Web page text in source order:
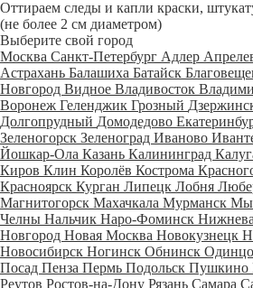
Оттираем следы и капли краски,
(не более 2 см диаметром)
Выберите свой город
Москва Санкт-Петербург Адлер
Астрахань Балашиха Батайск
Новгород Видное Владивосток
Воронеж Геленджик Грозный
Долгопрудный Домодедово
Зеленогорск Зеленоград Иваново
Йошкар-Ола Казань Калининград
Киров Клин Королёв Кострома
Красноярск Курган Липецк Лобня
Магнитогорск Махачкала Мурманск
Челны Нальчик Наро-Фоминск
Новгород Новая Москва Новокузнецк
Новосибирск Ногинск Обнинск
Посад Пенза Пермь Подольск Пушкино
Реутов Ростов-на-Дону Рязань Самара